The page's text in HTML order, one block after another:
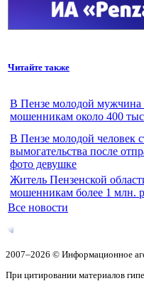
Читайте также
В Пензе молодой мужчина
мошенникам около 400
В Пензе молодой человек
вымогательства после
фото девушке
Житель Пензенской
мошенникам более 1 млн.
Все новости
2007–2026 © Информационное
При цитировании материалов